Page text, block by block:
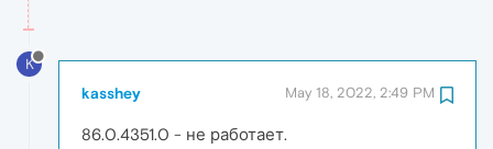
K
kasshey May 18, 2022, 2:49 PM
86.0.4351.0 - не работает.